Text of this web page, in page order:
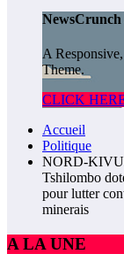
NewsCrunch
A
Theme.
CLICK
Accueil
Politique
NORD-
Tshilombo
pour lutter
minerais
A LA UNE